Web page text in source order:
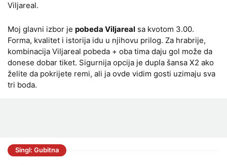
Viljareal.
Moj glavni izbor je pobeda Viljareal sa kvotom 3.00.
Forma, kvalitet i istorija idu u njihovu prilog. Za hrabrije,
kombinacija Viljareal pobeda + oba tima daju gol može da
donese dobar tiket. Sigurnija opcija je dupla šansa X2 ako
želite da pokrijete remi, ali ja ovde vidim gosti uzimaju sva
tri boda.
Singl: Gubitna